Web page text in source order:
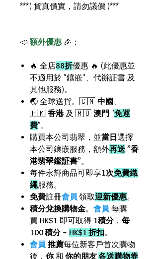
***( 貨真價實，請勿議價 )***
📣 額外優惠 🎉：
🔥 全店88折優惠 🔥 (此優惠並
不適用於 "鑲嵌"、代辦証書 及
其他服務)。
🌏 全球送貨。🇨🇳 中國 、
🇭🇰 香港及 🇲🇴 澳門 "免運
費"。
購買本公司翡翠，並當日 選擇
本公司鑲嵌服務，額外再送 ”香
港翡翠鑑証書”。
每件永輝商品可即享1次免費織
繩服務。
免費註冊會員 領取迎新優惠。
積分兌換購物金。 會員 每購
買 HK$1 即可取得 1積分， 每
100 積分= HK$1 折扣。
會員 推薦每位新客戶首次購物
後， 你和 你的朋友各送購物券